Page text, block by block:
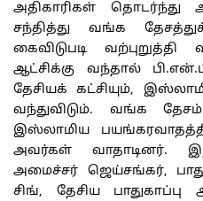
அதிகாரிகள் தொடர்ந்து
சந்தித்து வங்க
கைவிடுபடி வற்புறுத்தி
ஆட்சிக்கு வந்தால்
தேசியக் கட்சியும்,
வந்துவிடும். வங்க தேசம்
இஸ்லாமிய
அவர்கள் வாதாடினர்.
அமைச்சர் ஜெய்சங்கர்,
சிங், தேசிய